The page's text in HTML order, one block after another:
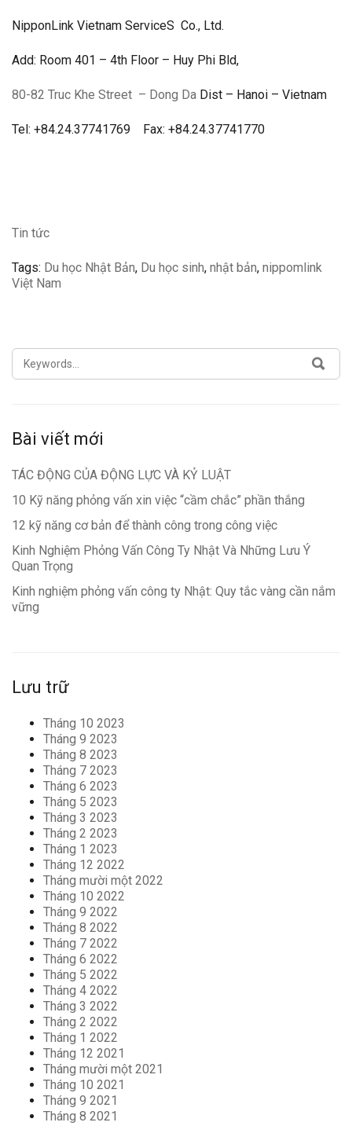
NipponLink Vietnam ServiceS Co., Ltd.
Add: Room 401 – 4th Floor – Huy Phi Bld,
80-82 Truc Khe Street – Dong Da Dist – Hanoi – Vietnam
Tel: +84.24.37741769 Fax: +84.24.37741770
Tin tức
Tags: Du học Nhật Bản, Du học sinh, nhật bản, nippomlink
Việt Nam
SEARCH
FOR:
Bài viết mới
TÁC ĐỘNG CỦA ĐỘNG LỰC VÀ KỶ LUẬT
10 Kỹ năng phỏng vấn xin việc “cầm chắc” phần thắng
12 kỹ năng cơ bản để thành công trong công việc
Kinh Nghiệm Phỏng Vấn Công Ty Nhật Và Những Lưu Ý
Quan Trọng
Kinh nghiệm phỏng vấn công ty Nhật: Quy tắc vàng cần nắm
vững
Lưu trữ
Tháng 10 2023
Tháng 9 2023
Tháng 8 2023
Tháng 7 2023
Tháng 6 2023
Tháng 5 2023
Tháng 3 2023
Tháng 2 2023
Tháng 1 2023
Tháng 12 2022
Tháng mười một 2022
Tháng 10 2022
Tháng 9 2022
Tháng 8 2022
Tháng 7 2022
Tháng 6 2022
Tháng 5 2022
Tháng 4 2022
Tháng 3 2022
Tháng 2 2022
Tháng 1 2022
Tháng 12 2021
Tháng mười một 2021
Tháng 10 2021
Tháng 9 2021
Tháng 8 2021